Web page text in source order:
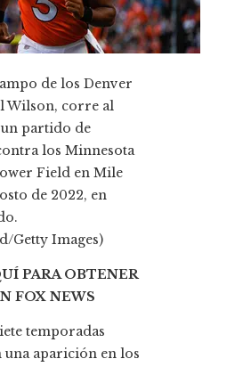
de los Denver
Wilson, corre al
un partido de
los Minnesota
Field en Mile
de 2022, en
Getty Images)
PARA OBTENER
FOX NEWS
temporadas
una aparición en los